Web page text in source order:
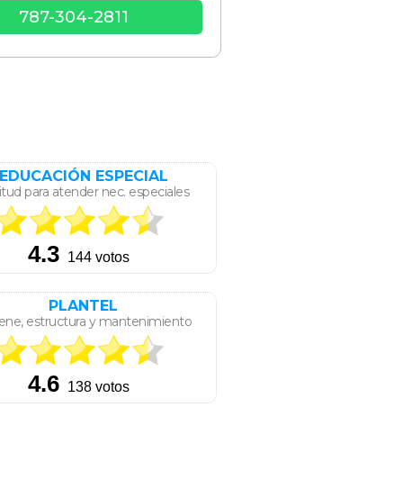
787-304-2811
EDUCACIÓN ESPECIAL
para atender nec. especiales
PLANTEL
estructura y mantenimiento